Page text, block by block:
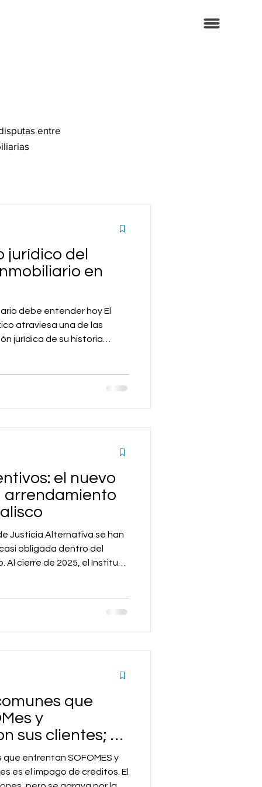
entre
jurídico del
en
debe entender hoy El
atraviesa una de las
jurídica de su historia
de los contratos ha
el nuevo
arrendamiento
Justicia Alternativa se han
obligada dentro del
Al cierre de 2025, el Instituto
que
y
sus clientes; y
que escalan a
enfrentan SOFOMES y
es el impago de créditos. El